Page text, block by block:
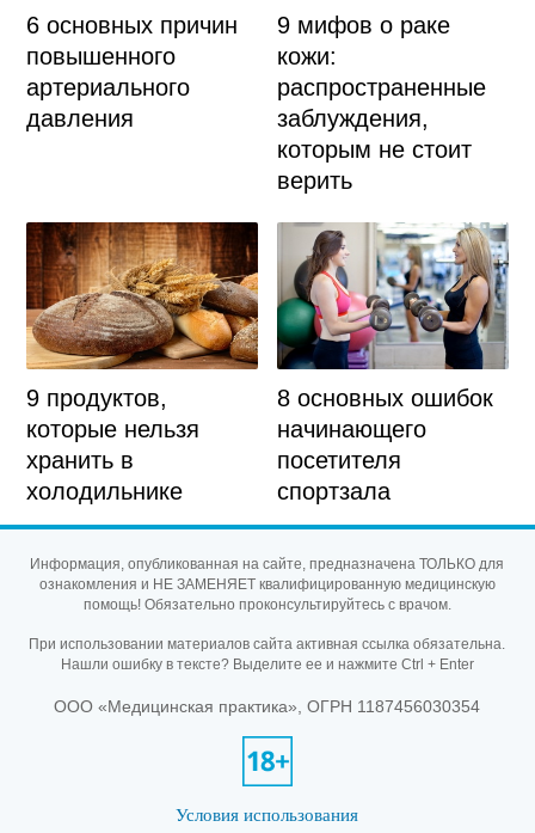
6 основных причин
повышенного
артериального
давления
9 мифов о раке
кожи:
распространенные
заблуждения,
которым не стоит
верить
9 продуктов,
которые нельзя
хранить в
холодильнике
8 основных ошибок
начинающего
посетителя
спортзала
Информация, опубликованная на сайте, предназначена ТОЛЬКО для
ознакомления и НЕ ЗАМЕНЯЕТ квалифицированную медицинскую
помощь! Обязательно проконсультируйтесь с врачом.
При использовании материалов сайта активная ссылка обязательна.
Нашли ошибку в тексте? Выделите ее и нажмите Ctrl + Enter
ООО «Медицинская практика», ОГРН 1187456030354
Условия использования